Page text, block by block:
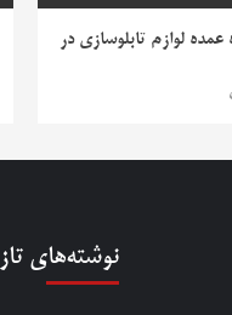
عمده لوازم تابلوسازی در
نوشته‌های